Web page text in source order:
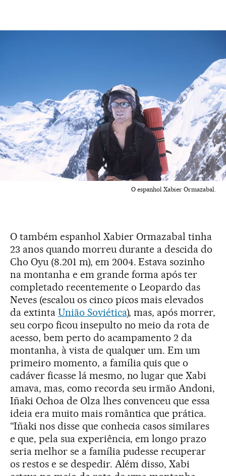
O espanhol Xabier Ormazabal.
O também espanhol Xabier Ormazabal tinha
23 anos quando morreu durante a descida do
Cho Oyu (8.201 m), em 2004. Estava sozinho
na montanha e em grande forma após ter
completado recentemente o Leopardo das
Neves (escalou os cinco picos mais elevados
da extinta União Soviética), mas, após morrer,
seu corpo ficou insepulto no meio da rota de
acesso, bem perto do acampamento 2 da
montanha, à vista de qualquer um. Em um
primeiro momento, a família quis que o
cadáver ficasse lá mesmo, no lugar que Xabi
amava, mas, como recorda seu irmão Andoni,
Iñaki Ochoa de Olza lhes convenceu que essa
ideia era muito mais romântica que prática.
“Iñaki nos disse que conhecia casos similares
e que, pela sua experiência, em longo prazo
seria melhor se a família pudesse recuperar
os restos e se despedir. Além disso, Xabi